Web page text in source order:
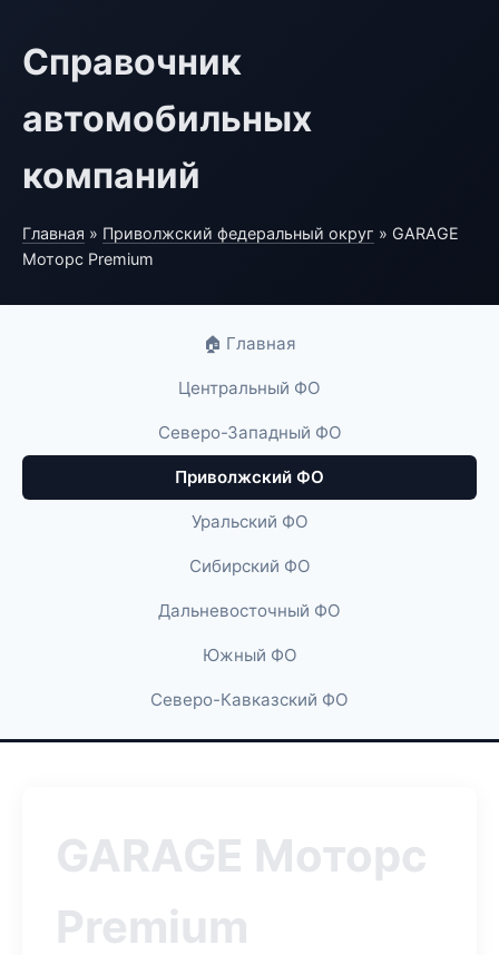
Справочник
автомобильных
компаний
Главная » Приволжский федеральный округ » GARAGE
Моторс Premium
🏠 Главная
Центральный ФО
Северо-Западный ФО
Приволжский ФО
Уральский ФО
Сибирский ФО
Дальневосточный ФО
Южный ФО
Северо-Кавказский ФО
GARAGE Моторс
Premium